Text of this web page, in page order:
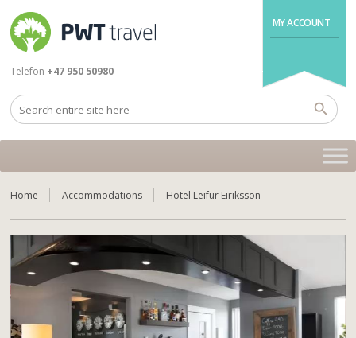
MY ACCOUNT
Telefon +47 950 50980
Home Accommodations Hotel Leifur Eiriksson